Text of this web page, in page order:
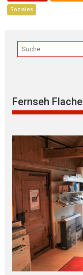
Soziales
Fernseh Flache